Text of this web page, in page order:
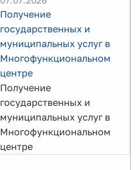
Получение
государственных и
муниципальных услуг в
Многофункциональном
центре
Получение
государственных и
муниципальных услуг в
Многофункциональном
центре